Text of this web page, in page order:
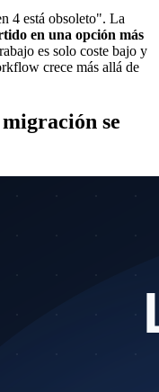
4 está obsoleto". La
en una opción más
es solo coste bajo y
crece más allá de
se